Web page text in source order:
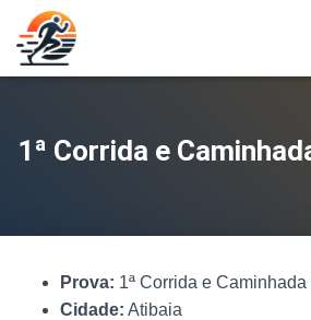
1ª Corrida e
Prova: 1ª Corrida e
Cidade: Atibaia